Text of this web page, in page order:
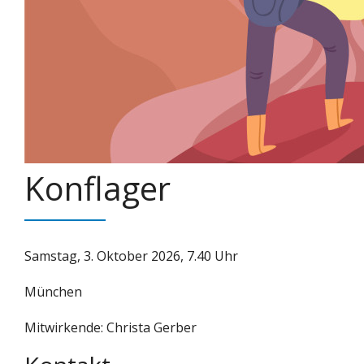
Konflager
Samstag, 3. Oktober 2026, 7.40 Uhr
München
Mitwirkende: Christa Gerber